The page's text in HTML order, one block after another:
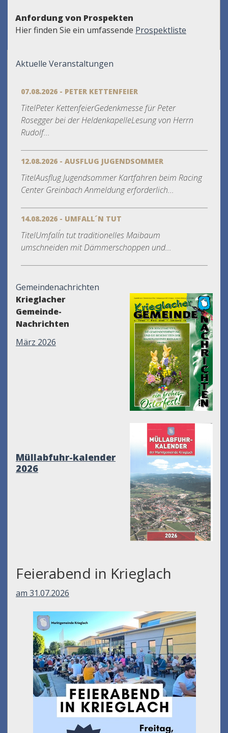
Anfordung von Prospekten
Hier finden Sie ein umfassende Prospektliste
Aktuelle Veranstaltungen
07.08.2026 - PETER KETTENFEIER
TitelPeter KettenfeierGedenkmesse für Peter
Rosegger bei der HeldenkapelleLesung von Herrn
Rudolf...
12.08.2026 - AUSFLUG JUGENDSOMMER
TitelAusflug Jugendsommer Kartfahren beim Racing
Center Greinbach Anmeldung erforderlich...
14.08.2026 - UMFALL´N TUT
TitelUmfall´n tut traditionelles Maibaum
umschneiden mit Dämmerschoppen und...
Gemeindenachrichten
Krieglacher
Gemeinde-
Nachrichten
März 2026
Müllabfuhr-kalender
2026
Feierabend in Krieglach
am 31.07.2026